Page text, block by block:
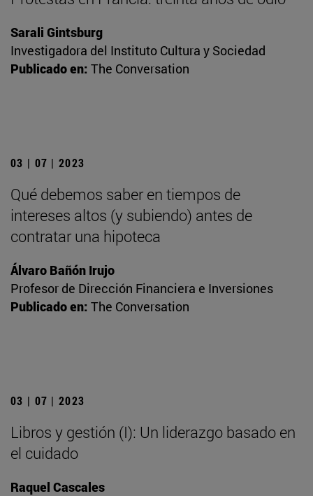
Sarali Gintsburg
Investigadora del Instituto Cultura y Sociedad
Publicado en: The Conversation
03 | 07 | 2023
Qué debemos saber en tiempos de
intereses altos (y subiendo) antes de
contratar una hipoteca
Álvaro Bañón Irujo
Profesor de Dirección Financiera e Inversiones
Publicado en: The Conversation
03 | 07 | 2023
Libros y gestión (I): Un liderazgo basado en
el cuidado
Raquel Cascales